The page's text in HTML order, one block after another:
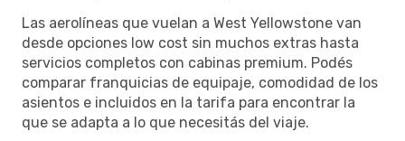
Las aerolíneas que vuelan a West Yellowstone van
desde opciones low cost sin muchos extras hasta
servicios completos con cabinas premium. Podés
comparar franquicias de equipaje, comodidad de los
asientos e incluidos en la tarifa para encontrar la
que se adapta a lo que necesitás del viaje.